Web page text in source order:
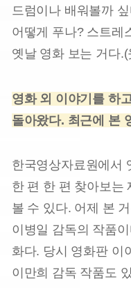
드럼이나 배워볼까
어떻게 푸나? 스트레
옛날 영화 보는 거다.(
영화 외 이야기를 하
돌아왔다. 최근에 본
한국영상자료원에서
한 편 한 편 찾아보는
볼 수 있다. 어제 본
이병일 감독의 작품
화다. 당시 영화판 이
이만희 감독 작품도